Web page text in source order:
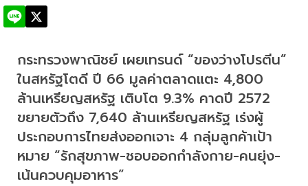
กระทรวงพาณิชย์ เผยเทรนด์ “ของว่างโปรตีน”
ในสหรัฐโตดี ปี 66 มูลค่าตลาดแตะ 4,800
ล้านเหรียญสหรัฐ เติบโต 9.3% คาดปี 2572
ขยายตัวถึง 7,640 ล้านเหรียญสหรัฐ เร่งผู้
ประกอบการไทยส่งออกเจาะ 4 กลุ่มลูกค้าเป้า
หมาย “รักสุขภาพ-ชอบออกกำลังกาย-คนยุ่ง-
เน้นควบคุมอาหาร”